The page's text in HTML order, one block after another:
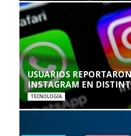
USUARIOS
INSTAGRAM EN
TECNOLOGÍA